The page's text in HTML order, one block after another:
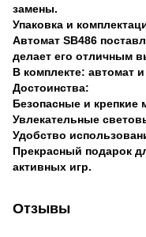
замены.
Упаковка и
Автомат SB486
делает его отличным
В комплекте: автомат
Достоинства:
Безопасные и крепкие
Увлекательные
Удобство
Прекрасный подарок
активных игр.
Отзывы